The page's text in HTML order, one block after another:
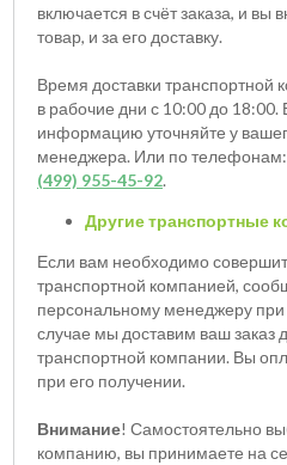
включается в счёт заказа, и вы
товар, и за его доставку.
Время доставки транспортной
в рабочие дни с 10:00 до 18:00.
информацию уточняйте у
менеджера. Или по телефонам:
(499) 955-45-92.
Другие транспортные
Если вам необходимо
транспортной компанией,
персональному менеджеру при
случае мы доставим ваш заказ
транспортной компании. Вы
при его получении.
Внимание! Самостоятельно
компанию, вы принимаете на